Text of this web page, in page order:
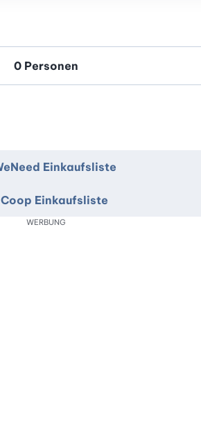
Einkaufsliste
Coop Einkaufsliste
WERBUNG